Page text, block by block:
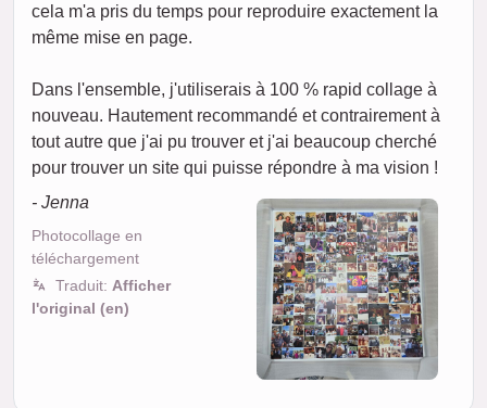
cela m'a pris du temps pour reproduire exactement la
même mise en page.
Dans l'ensemble, j'utiliserais à 100 % rapid collage à
nouveau. Hautement recommandé et contrairement à
tout autre que j'ai pu trouver et j'ai beaucoup cherché
pour trouver un site qui puisse répondre à ma vision !
- Jenna
Photocollage en
téléchargement
Traduit: Afficher
l'original (en)